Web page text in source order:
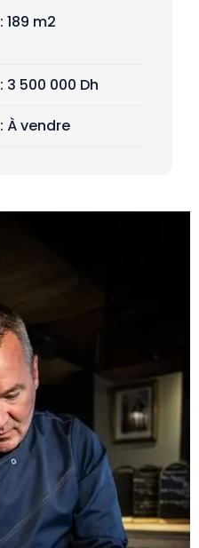
: 189 m2
: 3 500 000 Dh
: À vendre